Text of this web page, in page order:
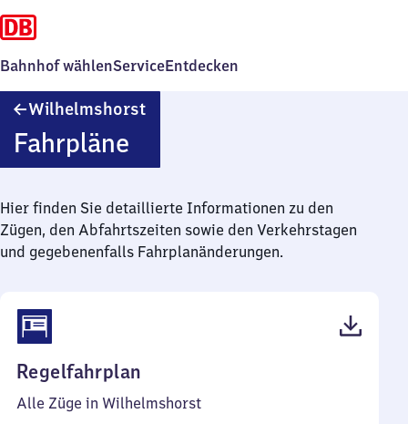
Bahnhof wählenServiceEntdecken
Wilhelmshorst
Fahrpläne
Hier finden Sie detaillierte Informationen zu den
Zügen, den Abfahrtszeiten sowie den Verkehrstagen
und gegebenenfalls Fahrplanänderungen.
Regelfahrplan
61
Alle Züge in Wilhelmshorst